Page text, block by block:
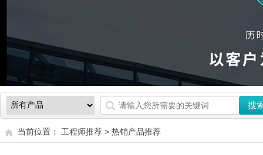
当前位置： 工程师推荐 > 热销产品推荐